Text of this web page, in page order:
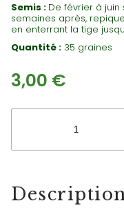
Semis : De février à juin
semaines après,
en enterrant la tige
Quantité : 35 graines
3,00 €
quantité
Montfavet
à
l'éclatement)